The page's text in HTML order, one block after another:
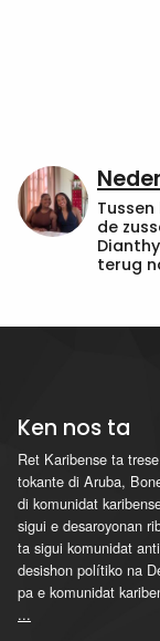
de
terug
Ken nos ta
Ret Karibense ta
tokante di Aruba,
di komunidat
sigui e desaroyonan
ta sigui komunidat
desishon polítiko na
pa e komunidat
...